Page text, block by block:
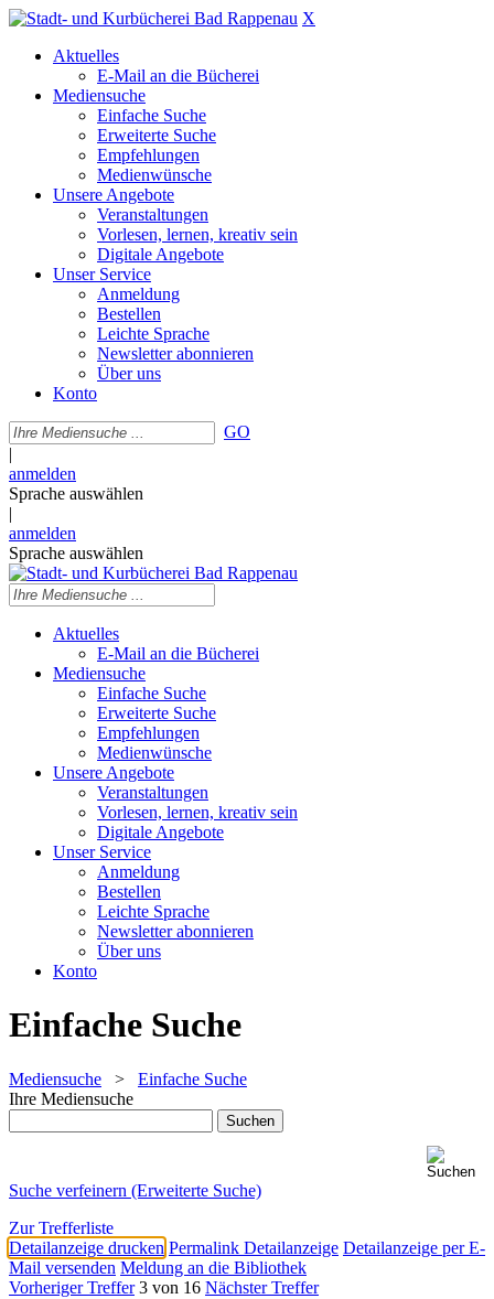
X
Aktuelles
E-Mail an die Bücherei
Mediensuche
Einfache Suche
Erweiterte Suche
Empfehlungen
Medienwünsche
Unsere Angebote
Veranstaltungen
Vorlesen, lernen, kreativ sein
Digitale Angebote
Unser Service
Anmeldung
Bestellen
Leichte Sprache
Newsletter abonnieren
Über uns
Konto
GO
|
anmelden
Sprache auswählen
|
anmelden
Sprache auswählen
Aktuelles
E-Mail an die Bücherei
Mediensuche
Einfache Suche
Erweiterte Suche
Empfehlungen
Medienwünsche
Unsere Angebote
Veranstaltungen
Vorlesen, lernen, kreativ sein
Digitale Angebote
Unser Service
Anmeldung
Bestellen
Leichte Sprache
Newsletter abonnieren
Über uns
Konto
Einfache Suche
Mediensuche > Einfache Suche
Ihre Mediensuche
Suche verfeinern (Erweiterte Suche)
Zur Trefferliste
Detailanzeige drucken Permalink Detailanzeige Detailanzeige per E-
Mail versenden Meldung an die Bibliothek
Vorheriger Treffer 3 von 16 Nächster Treffer